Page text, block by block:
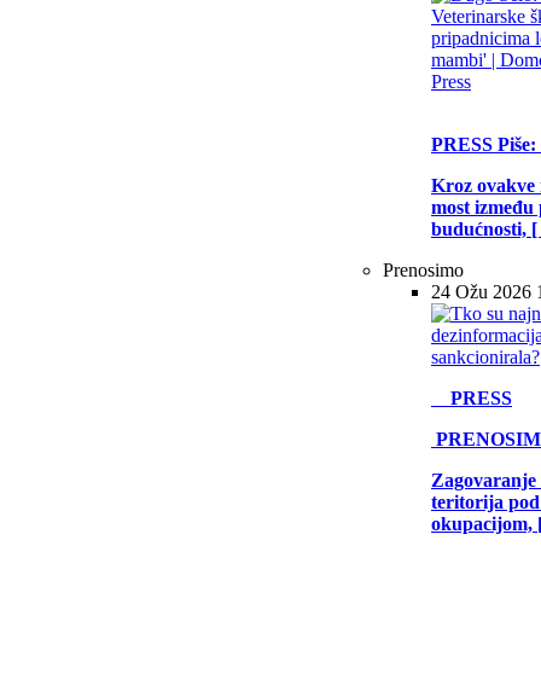
PRESS
Kroz ovakve
most između
budućnosti, [
Prenosimo
24 Ožu 2026
PRESS
teritorija
okupacijom,